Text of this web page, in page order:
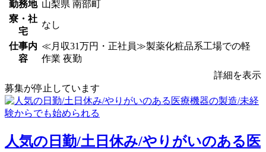
勤務地 山梨県 南部町
寮・社
宅
なし
仕事内
容
≪月収31万円・正社員≫製薬化粧品系工場での軽
作業 夜勤
詳細を表示
募集が停止しています
人気の日勤/土日休み/やりがいのある医